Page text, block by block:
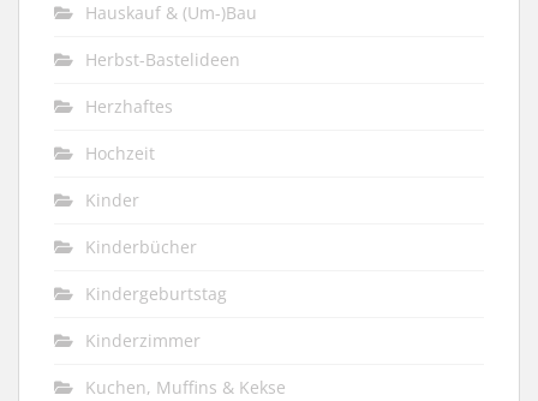
Hauskauf & (Um-)Bau
Herbst-Bastelideen
Herzhaftes
Hochzeit
Kinder
Kinderbücher
Kindergeburtstag
Kinderzimmer
Kuchen, Muffins & Kekse